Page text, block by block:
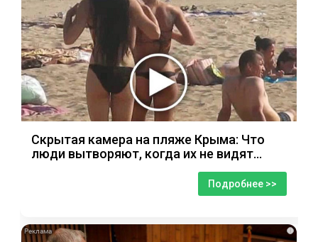
Скрытая камера на пляже Крыма: Что
люди вытворяют, когда их не видят...
Подробнее >>
i